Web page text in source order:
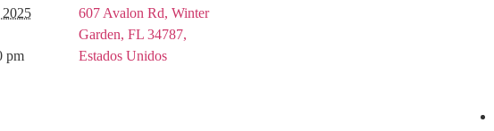
2025
pm
607 Avalon Rd, Winter
Garden, FL 34787,
Estados Unidos